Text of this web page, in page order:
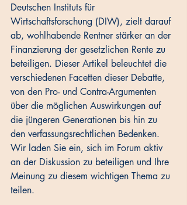
Deutschen Instituts für
Wirtschaftsforschung (DIW), zielt darauf
ab, wohlhabende Rentner stärker an der
Finanzierung der gesetzlichen Rente zu
beteiligen. Dieser Artikel beleuchtet die
verschiedenen Facetten dieser Debatte,
von den Pro- und Contra-Argumenten
über die möglichen Auswirkungen auf
die jüngeren Generationen bis hin zu
den verfassungsrechtlichen Bedenken.
Wir laden Sie ein, sich im Forum aktiv
an der Diskussion zu beteiligen und Ihre
Meinung zu diesem wichtigen Thema zu
teilen.